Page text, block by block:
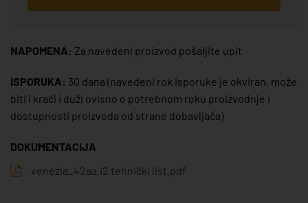
NAPOMENA: Za navedeni proizvod pošaljite upit
ISPORUKA: 30 dana (navedeni rok isporuke je okviran, može
biti i kraći i duži ovisno o potrebnom roku proizvodnje i
dostupnosti proizvoda od strane dobavljača)
DOKUMENTACIJA
venezia_42aa.i2 tehnički list.pdf